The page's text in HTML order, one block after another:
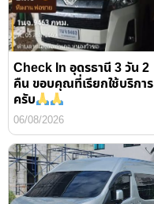
Check In อุดรธานี 3 วัน 2
คืน ขอบคุณที่เรียกใช้บริการ
ครับ
06/08/2026